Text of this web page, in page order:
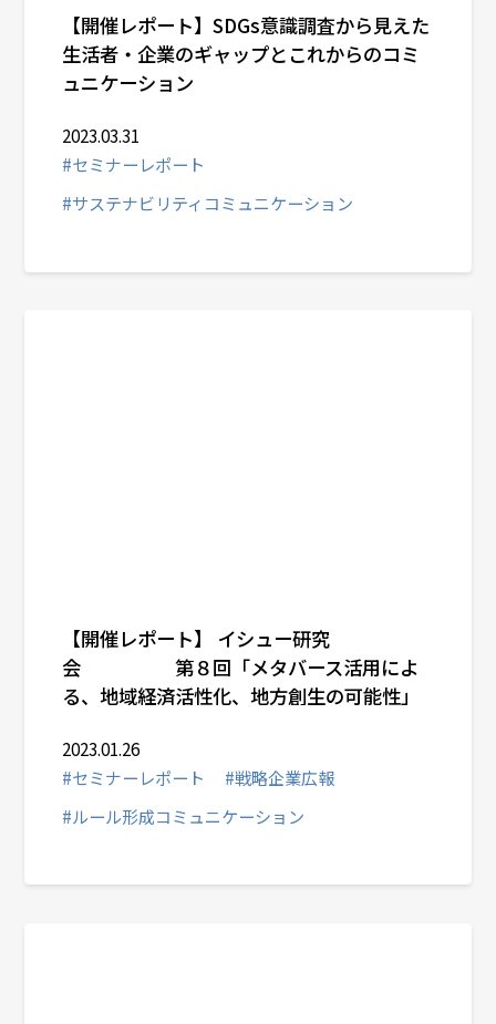
【開催レポート】SDGs意識調査から見えた
生活者・企業のギャップとこれからのコミ
ュニケーション
2023.03.31
#セミナーレポート
#サステナビリティコミュニケーション
【開催レポート】 イシュー研究
会 第８回「メタバース活用によ
る、地域経済活性化、地方創生の可能性」
2023.01.26
#セミナーレポート
#戦略企業広報
#ルール形成コミュニケーション